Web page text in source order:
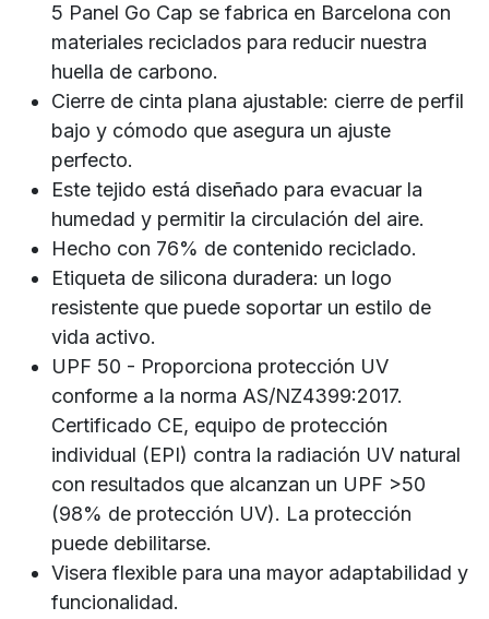
5 Panel Go Cap se fabrica en Barcelona con
materiales reciclados para reducir nuestra
huella de carbono.
Cierre de cinta plana ajustable: cierre de perfil
bajo y cómodo que asegura un ajuste
perfecto.
Este tejido está diseñado para evacuar la
humedad y permitir la circulación del aire.
Hecho con 76% de contenido reciclado.
Etiqueta de silicona duradera: un logo
resistente que puede soportar un estilo de
vida activo.
UPF 50 - Proporciona protección UV
conforme a la norma AS/NZ4399:2017.
Certificado CE, equipo de protección
individual (EPI) contra la radiación UV natural
con resultados que alcanzan un UPF >50
(98% de protección UV). La protección
puede debilitarse.
Visera flexible para una mayor adaptabilidad y
funcionalidad.